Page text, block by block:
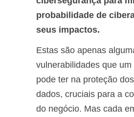
probabilidade de
seus impactos.
Estas são apenas
vulnerabilidades que um
pode ter na proteção
dados, cruciais para a
do negócio. Mas cada